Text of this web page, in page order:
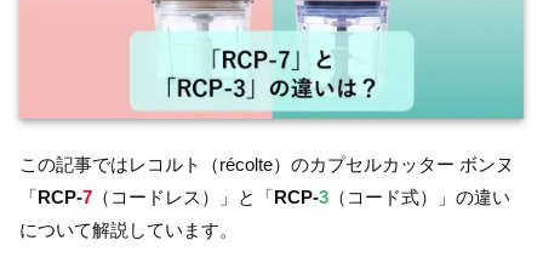
この記事ではレコルト（récolte）のカプセルカッター ボンヌ
「RCP-7 （コードレス）」と「RCP-3 （コード式）」の違い
について解説しています。